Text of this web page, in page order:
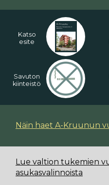
Katso
esite
Sa­vu­ton
kiin­teis­tö
Näin haet A-Kruunun
Lue valtion tukemien
asukasvalinnoista